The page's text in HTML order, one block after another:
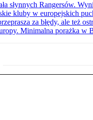
słynnych Rangersów.
kluby w europejskich
za błędy, ale też
Minimalna porażka w